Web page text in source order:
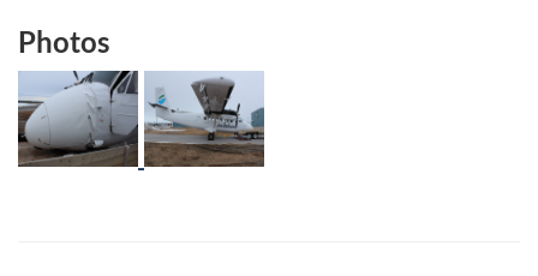
Photos
Image Image